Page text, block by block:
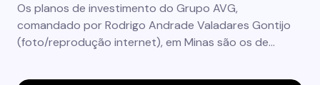
Os planos de investimento do Grupo AVG,
comandado por Rodrigo Andrade Valadares Gontijo
(foto/reprodução internet), em Minas são os de…